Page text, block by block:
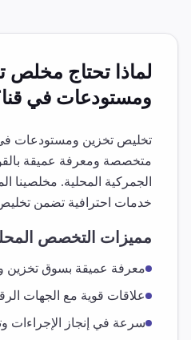
لماذا تحتاج مخلص
ومستودعات في قنا
تخليص تخزين ومستودعات
متخصصة ومعرفة عميقة
الجمركية المحلية. مخلصينا
خدمات احترافية تضمن
مميزات التخصص
معرفة عميقة بسوق تخزين
علاقات قوية مع الجهات
سرعة في إنجاز الإجراءات